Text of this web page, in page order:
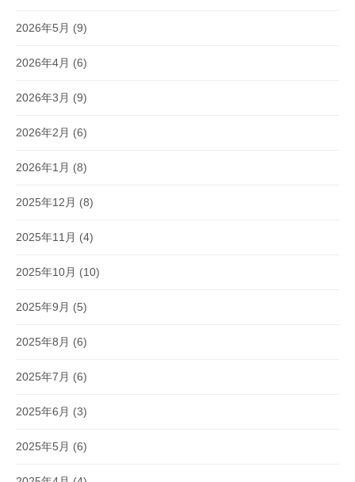
2026年5月 (9)
2026年4月 (6)
2026年3月 (9)
2026年2月 (6)
2026年1月 (8)
2025年12月 (8)
2025年11月 (4)
2025年10月 (10)
2025年9月 (5)
2025年8月 (6)
2025年7月 (6)
2025年6月 (3)
2025年5月 (6)